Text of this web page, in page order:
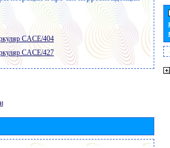
CACE/404
CACE/427